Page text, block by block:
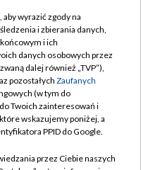
TVP
wyrazić zgody na
i zbierania danych,
i ich
danych osobowych przez
dalej również „TVP”),
pozostałych Zaufanych
(w tym do
Twoich zainteresowań i
wskazujemy poniżej, a
PPID do Google.
przez Ciebie naszych